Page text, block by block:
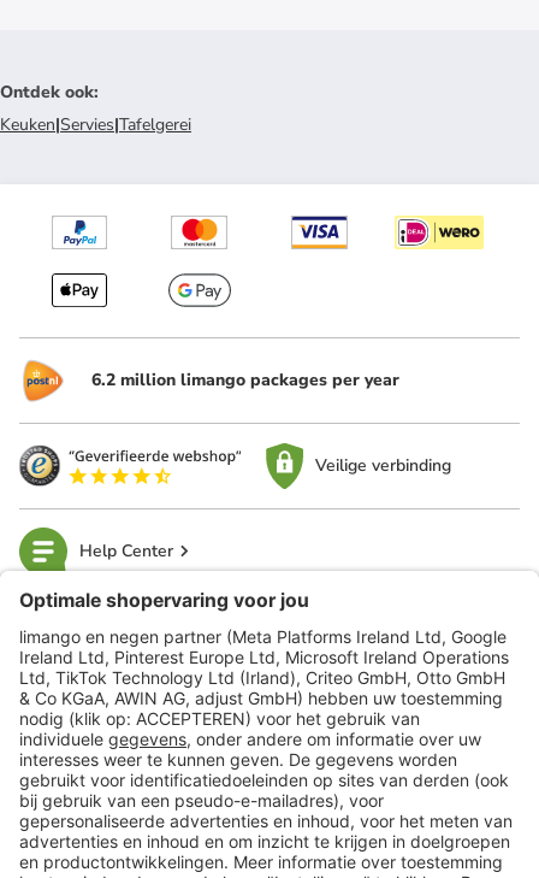
Ontdek ook:
Keuken|Servies|Tafelgerei
6.2 million limango packages per year
Veilige verbinding
Help Center
limango
Veilig winkelen
Klantenservice
Shop
Acties